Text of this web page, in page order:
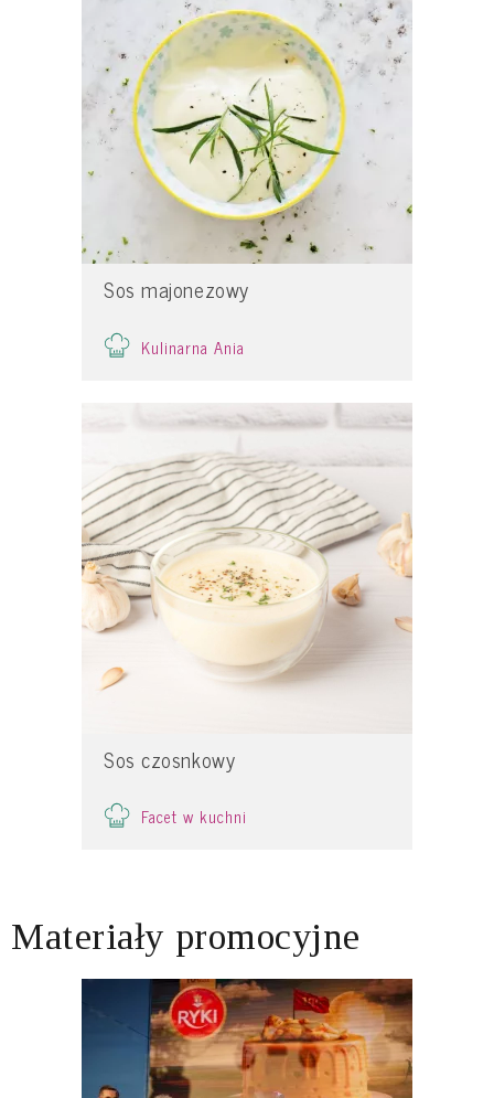
Sos majonezowy
Kulinarna Ania
Sos czosnkowy
Facet w kuchni
Materiały promocyjne